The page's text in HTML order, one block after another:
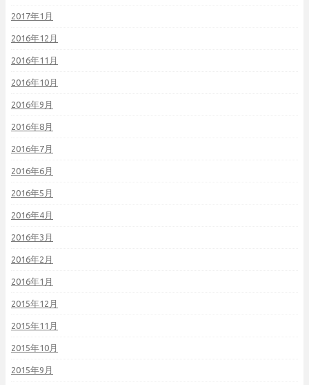
2017年1月
2016年12月
2016年11月
2016年10月
2016年9月
2016年8月
2016年7月
2016年6月
2016年5月
2016年4月
2016年3月
2016年2月
2016年1月
2015年12月
2015年11月
2015年10月
2015年9月